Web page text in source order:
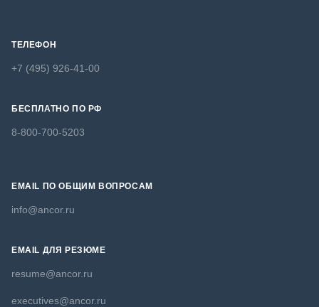
ТЕЛЕФОН
+7 (495) 926-41-00
БЕСПЛАТНО ПО РФ
8-800-700-5203
EMAIL ПО ОБЩИМ ВОПРОСАМ
info@ancor.ru
EMAIL ДЛЯ РЕЗЮМЕ
resume@ancor.ru
executives@ancor.ru